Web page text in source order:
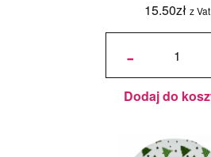
15.50zł z Vat
-
ilość Karton
36x36x45/30
cm Biały - 1
szt.
Dodaj do